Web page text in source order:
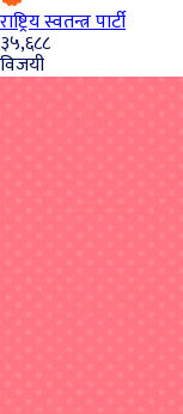
राष्ट्रिय स्वतन्त्र पार्टी
३५,६८८
विजयी